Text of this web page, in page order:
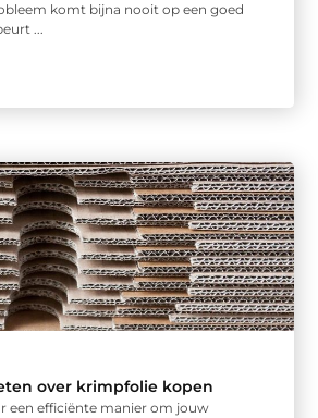
komt bijna nooit op een goed
...
over krimpfolie kopen
een efficiënte manier om jouw